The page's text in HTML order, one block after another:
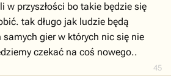
45
w przyszłości bo takie będzie się
tak długo jak ludzie będą
gier w których nic się nie
czekać na coś nowego..